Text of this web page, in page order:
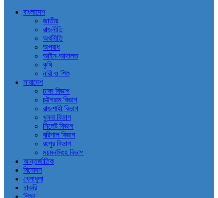
বাংলাদেশ
জাতীয়
রাজনীতি
অর্থনীতি
অপরাধ
আইন-আদালত
কৃষি
নারী ও শিশু
সারাদেশ
ঢাকা বিভাগ
চট্টগ্রাম বিভাগ
রাজশাহী বিভাগ
খুলনা বিভাগ
সিলেট বিভাগ
বরিশাল বিভাগ
রংপুর বিভাগ
ময়মনসিংহ বিভাগ
আন্তর্জাতিক
বিনোদন
খেলাধুলা
চাকরি
শিক্ষা